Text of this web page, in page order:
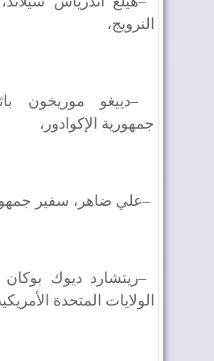
النرويج،
–دييغو موريخون
جمهورية الإكوادور،
–علي ضاهر، سفير
–ريتشارد ديوك بوكان
الولايات المتحدة